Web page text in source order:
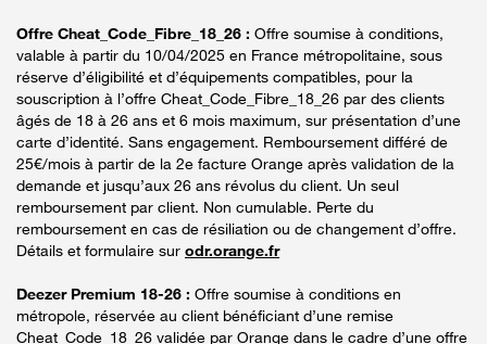
Offre Cheat_Code_Fibre_18_26 : Offre soumise à conditions,
valable à partir du 10/04/2025 en France métropolitaine, sous
réserve d’éligibilité et d’équipements compatibles, pour la
souscription à l’offre Cheat_Code_Fibre_18_26 par des clients
âgés de 18 à 26 ans et 6 mois maximum, sur présentation d’une
carte d’identité. Sans engagement. Remboursement différé de
25€/mois à partir de la 2e facture Orange après validation de la
demande et jusqu’aux 26 ans révolus du client. Un seul
remboursement par client. Non cumulable. Perte du
remboursement en cas de résiliation ou de changement d’offre.
Détails et formulaire sur odr.orange.fr
Deezer Premium 18-26 : Offre soumise à conditions en
métropole, réservée au client bénéficiant d’une remise
Cheat_Code_18_26 validée par Orange dans le cadre d’une offre